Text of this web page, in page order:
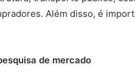
Além disso, é
de mercado